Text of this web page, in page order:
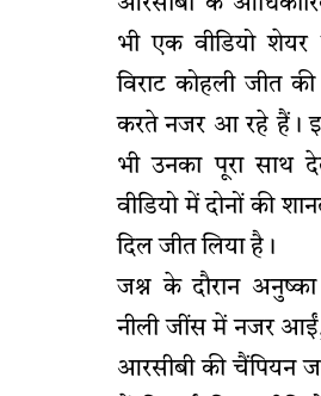
भी एक वीडियो
विराट कोहली जीत
करते नजर आ रहे हैं।
भी उनका पूरा साथ
वीडियो में दोनों की
दिल जीत लिया है।
जश्न के दौरान
नीली जींस में नजर
आरसीबी की चैंपियन